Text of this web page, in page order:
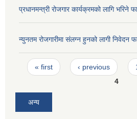
प्रधानमन्त्री रोजगार कार्यक्रमको लागि भरिने
न्युनतम रोजगारीमा संलग्न हुनको लागी निवेदन
Pages
« first ‹ previous
4
अन्य